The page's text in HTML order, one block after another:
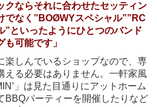
クならそれに合わせたセッティン
でなく”BOØWYスペシャル””RC
”といったようにひとつのバンド
可能です」
楽しんでいるショップなので、専
える必要はありません。一軒家風
」は見た目通りにアットホーム
BBQパーティーを開催したりなど